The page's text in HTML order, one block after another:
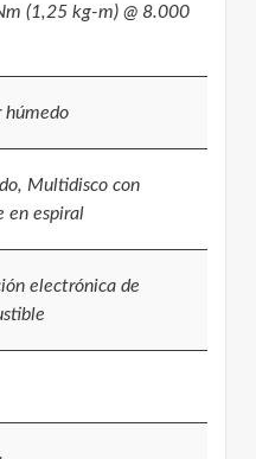
(1,25 kg-m) @ 8.000
húmedo
Multidisco con
en espiral
electrónica de